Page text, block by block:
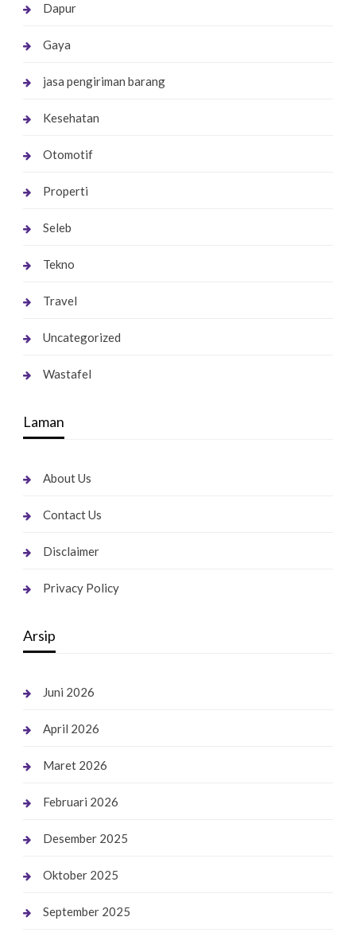
Dapur
Gaya
jasa pengiriman barang
Kesehatan
Otomotif
Properti
Seleb
Tekno
Travel
Uncategorized
Wastafel
Laman
About Us
Contact Us
Disclaimer
Privacy Policy
Arsip
Juni 2026
April 2026
Maret 2026
Februari 2026
Desember 2025
Oktober 2025
September 2025